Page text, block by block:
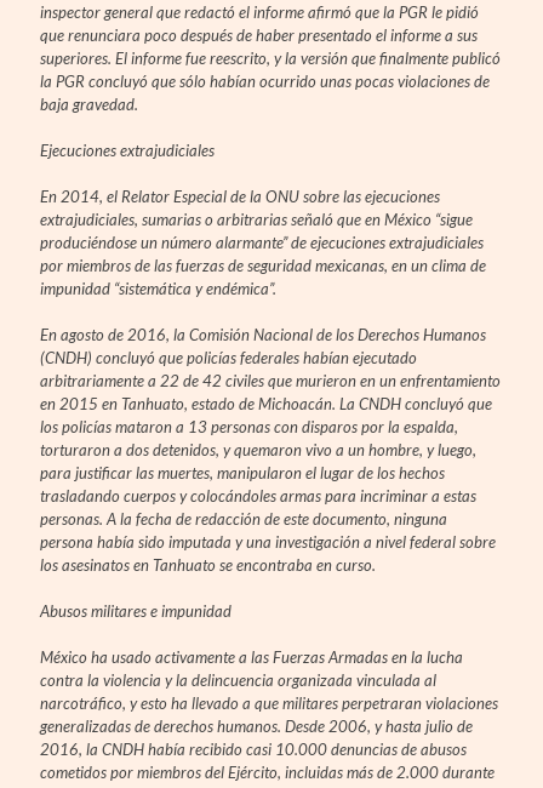
inspector general que redactó el informe afirmó que la PGR le pidió
que renunciara poco después de haber presentado el informe a sus
superiores. El informe fue reescrito, y la versión que finalmente publicó
la PGR concluyó que sólo habían ocurrido unas pocas violaciones de
baja gravedad.
Ejecuciones extrajudiciales
En 2014, el Relator Especial de la ONU sobre las ejecuciones
extrajudiciales, sumarias o arbitrarias señaló que en México “sigue
produciéndose un número alarmante” de ejecuciones extrajudiciales
por miembros de las fuerzas de seguridad mexicanas, en un clima de
impunidad “sistemática y endémica”.
En agosto de 2016, la Comisión Nacional de los Derechos Humanos
(CNDH) concluyó que policías federales habían ejecutado
arbitrariamente a 22 de 42 civiles que murieron en un enfrentamiento
en 2015 en Tanhuato, estado de Michoacán. La CNDH concluyó que
los policías mataron a 13 personas con disparos por la espalda,
torturaron a dos detenidos, y quemaron vivo a un hombre, y luego,
para justificar las muertes, manipularon el lugar de los hechos
trasladando cuerpos y colocándoles armas para incriminar a estas
personas. A la fecha de redacción de este documento, ninguna
persona había sido imputada y una investigación a nivel federal sobre
los asesinatos en Tanhuato se encontraba en curso.
Abusos militares e impunidad
México ha usado activamente a las Fuerzas Armadas en la lucha
contra la violencia y la delincuencia organizada vinculada al
narcotráfico, y esto ha llevado a que militares perpetraran violaciones
generalizadas de derechos humanos. Desde 2006, y hasta julio de
2016, la CNDH había recibido casi 10.000 denuncias de abusos
cometidos por miembros del Ejército, incluidas más de 2.000 durante